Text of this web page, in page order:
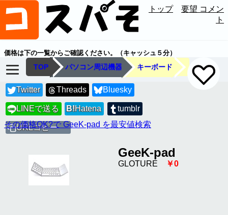
トップ
要望 コメン
ト
価格は下の一覧からご確認ください。（キャッシュ５分）
TOP パソコン周辺機器 キーボード
Twitter Threads Bluesky
LINE LINEで送る B!Hatena tumblr
URLコピー
その価格OK?で GeeK-pad を最安値検索
GeeK-pad
GLOTURE ￥0